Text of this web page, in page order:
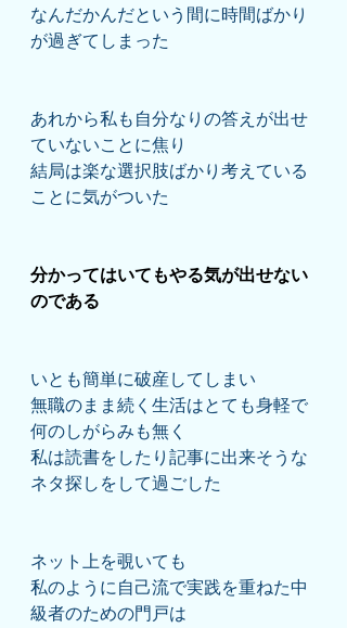
なんだかんだという間に時間ばかり
が過ぎてしまった
あれから私も自分なりの答えが出せ
ていないことに焦り
結局は楽な選択肢ばかり考えている
ことに気がついた
分かってはいてもやる気が出せない
のである
いとも簡単に破産してしまい
無職のまま続く生活はとても身軽で
何のしがらみも無く
私は読書をしたり記事に出来そうな
ネタ探しをして過ごした
ネット上を覗いても
私のように自己流で実践を重ねた中
級者のための門戸は